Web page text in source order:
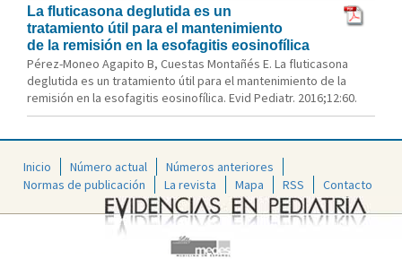
La fluticasona deglutida es un
tratamiento útil para el mantenimiento
de la remisión en la esofagitis eosinofílica
Pérez-Moneo Agapito B, Cuestas Montañés E. La fluticasona
deglutida es un tratamiento útil para el mantenimiento de la
remisión en la esofagitis eosinofílica. Evid Pediatr. 2016;12:60.
Inicio Número actual
Números anteriores
Normas de publicación
La revista Mapa RSS Contacto